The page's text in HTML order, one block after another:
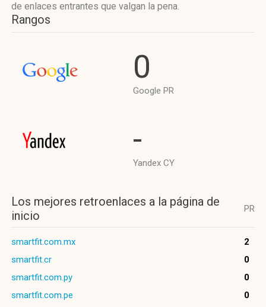
de enlaces entrantes que valgan la pena.
Rangos
0
Google PR
-
Yandex CY
Los mejores retroenlaces a la página de
inicio
PR
smartfit.com.mx
2
smartfit.cr
0
smartfit.com.py
0
smartfit.com.pe
0